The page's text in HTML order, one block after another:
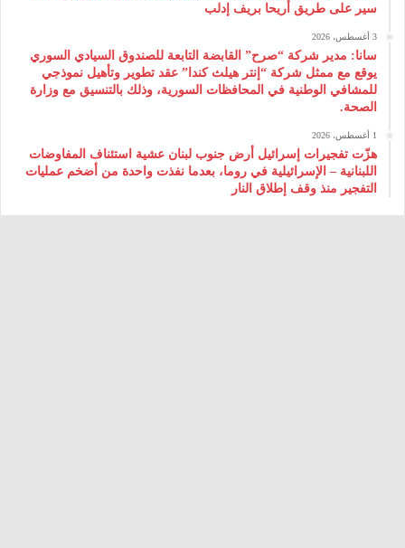
سير على طريق أريحا بريف إدلب
3 أغسطس، 2026
سانا: مدير شركة “صرح” القابضة التابعة للصندوق السيادي السوري
يوقع مع ممثل شركة “إنتر هيلث كندا” عقد تطوير وتأهيل نموذجي
للمشافي الوطنية في المحافظات السورية، وذلك بالتنسيق مع وزارة
الصحة.
1 أغسطس، 2026
هزّت تفجيرات إسرائيل أرض جنوب لبنان عشية استئناف المفاوضات
اللبنانية – الإسرائيلية في روما، بعدما نفذت واحدة من أضخم عمليات
التفجير منذ وقف إطلاق النار